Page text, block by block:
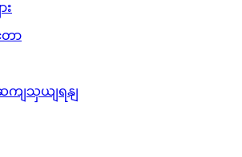
း
တာ
ကျသှယျရနျ